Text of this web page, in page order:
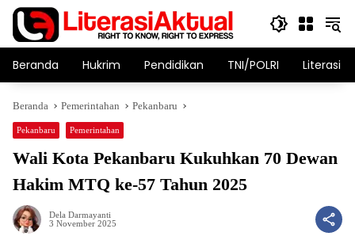
Langsung
konten
Beranda Hukrim Pendidikan TNI/POLRI Literasi
Beranda Pemerintahan Pekanbaru
Pekanbaru Pemerintahan
Wali Kota Pekanbaru Kukuhkan 70 Dewan
Hakim MTQ ke-57 Tahun 2025
Dela Darmayanti
3 November 2025